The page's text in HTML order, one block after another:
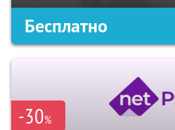
Бесплатно
-30%